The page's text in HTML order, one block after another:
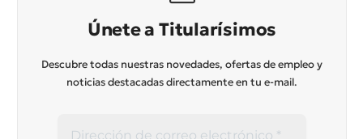
Únete a Titularísimos
Descubre todas nuestras novedades, ofertas de empleo y
noticias destacadas directamente en tu e-mail.